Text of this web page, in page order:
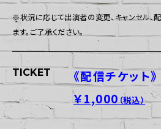
※状況に応じて出演者の変更、キャンセル、
ます。ご了承ください。
TICKET
《配信チケット》
￥1,000（税込）